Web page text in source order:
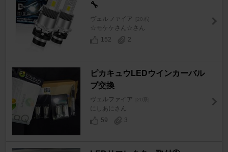
🔧
ヴェルファイア [20系]
☆モケケさん☆さん
152
2
ピカキュウLEDウインカーバル
ブ交換
ヴェルファイア [20系]
にしあにさん
59
3